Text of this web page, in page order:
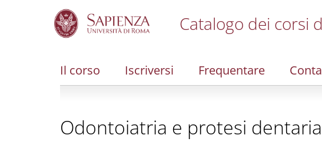
Catalogo dei corsi
Il corso Iscriversi Frequentare
Odontoiatria e protesi dentaria